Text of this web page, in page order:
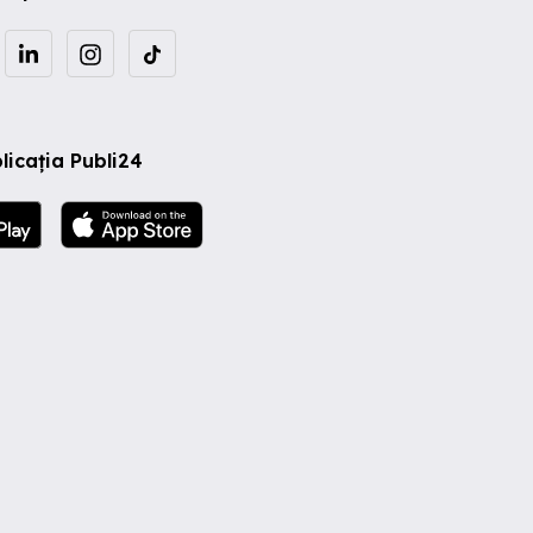
Publi24